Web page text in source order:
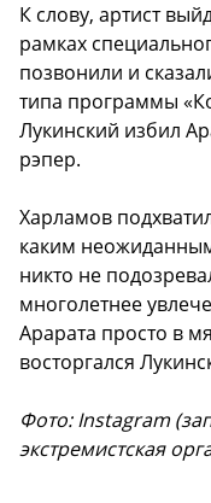
К слову, артист
рамках
позвонили и
типа программы
Лукинский избил
рэпер.
Харламов
каким
никто не
многолетнее
Арарата просто в
восторгался
Фото: Instagram
экстремистская